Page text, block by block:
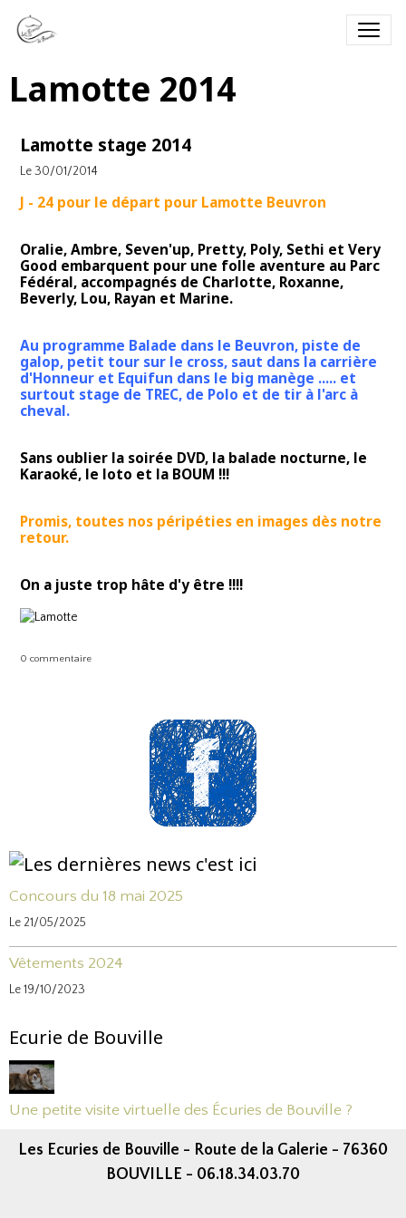
Lamotte 2014
Lamotte stage 2014
Le 30/01/2014
J - 24 pour le départ pour Lamotte Beuvron
Oralie, Ambre, Seven'up, Pretty, Poly, Sethi et Very
Good embarquent pour une folle aventure au Parc
Fédéral, accompagnés de Charlotte, Roxanne,
Beverly, Lou, Rayan et Marine.
Au programme Balade dans le Beuvron, piste de
galop, petit tour sur le cross, saut dans la carrière
d'Honneur et Equifun dans le big manège ..... et
surtout stage de TREC, de Polo et de tir à l'arc à
cheval.
Sans oublier la soirée DVD, la balade nocturne, le
Karaoké, le loto et la BOUM !!!
Promis, toutes nos péripéties en images dès notre
retour.
On a juste trop hâte d'y être !!!!
0 commentaire
Concours du 18 mai 2025
Le 21/05/2025
Vêtements 2024
Le 19/10/2023
Ecurie de Bouville
Une petite visite virtuelle des Écuries de Bouville ?
Les Ecuries de Bouville - Route de la Galerie - 76360
BOUVILLE - 06.18.34.03.70